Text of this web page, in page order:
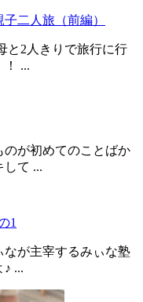
二人旅（前編）
と2人きりで旅行に行
！ ...
が初めてのことばか
して ...
1
が主宰するみぃな塾
♪ ...